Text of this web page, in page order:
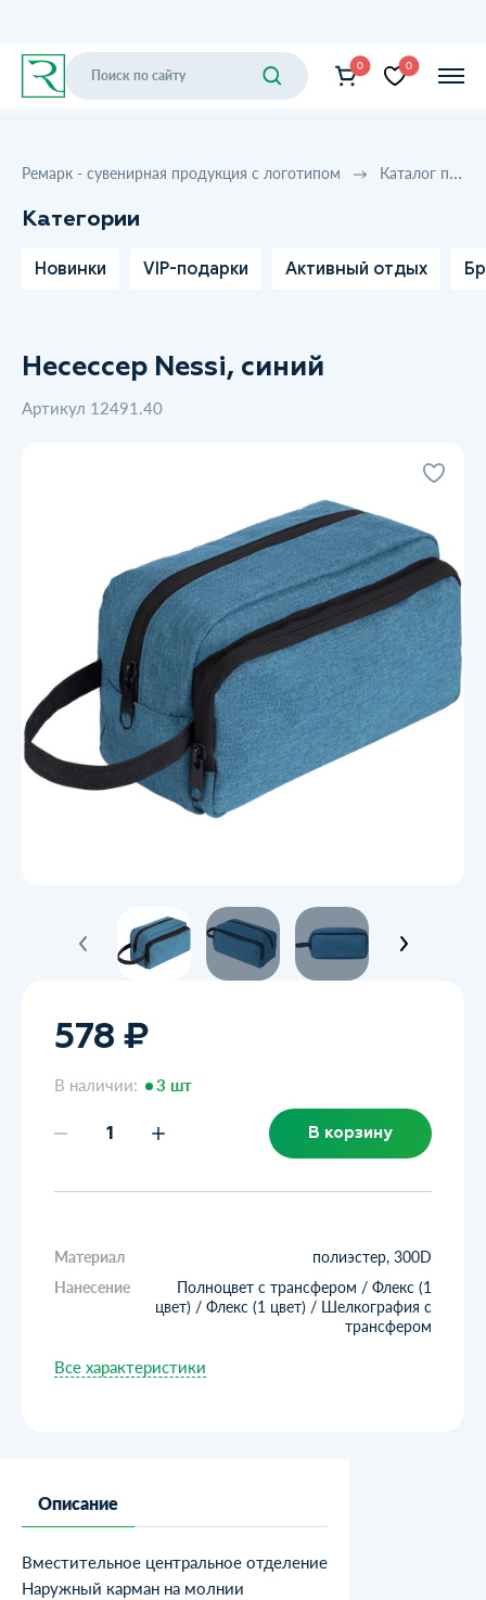
0 0
Ремарк - сувенирная продукция с логотипом Каталог продукции
Категории
Новинки VIP-подарки Активный отдых
Несессер Nessi, синий
Артикул 12491.40
578 ₽
В наличии: 3 шт
В корзину
Материал
полиэстер, 300D
Нанесение
Полноцвет с трансфером / Флекс (1
цвет) / Флекс (1 цвет) / Шелкография с
трансфером
Все характеристики
Описание
Вместительное центральное отделение
Наружный карман на молнии